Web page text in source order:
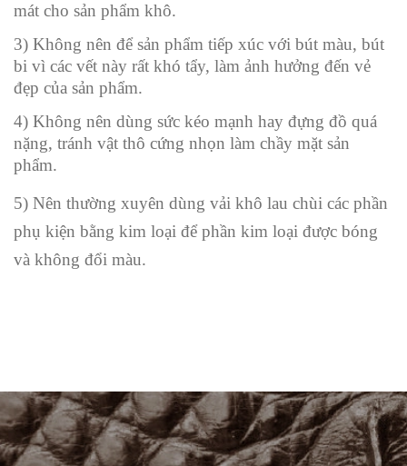
mát cho sản phẩm khô.
3) Không nên để sản phẩm tiếp xúc với bút màu, bút
bi vì các vết này rất khó tẩy, làm ảnh hưởng đến vẻ
đẹp của sản phẩm.
4) Không nên dùng sức kéo mạnh hay đựng đồ quá
nặng, tránh vật thô cứng nhọn làm chầy mặt sản
phẩm.
5) Nên thường xuyên dùng vải khô lau chùi các phần
phụ kiện bằng kim loại để phần kim loại được bóng
và không đổi màu.